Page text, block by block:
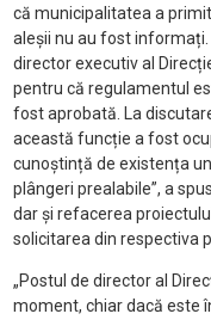
că municipalitatea a
aleșii nu au fost
director executiv al
pentru că regulamentul
fost aprobată. La
această funcție a fost
cunoștință de existența
plângeri prealabile”, a
dar și refacerea
solicitarea din respectiva
„Postul de director al
moment, chiar dacă este